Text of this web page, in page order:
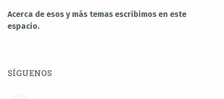
Acerca de esos y más temas escribimos en este
espacio.
SÍGUENOS